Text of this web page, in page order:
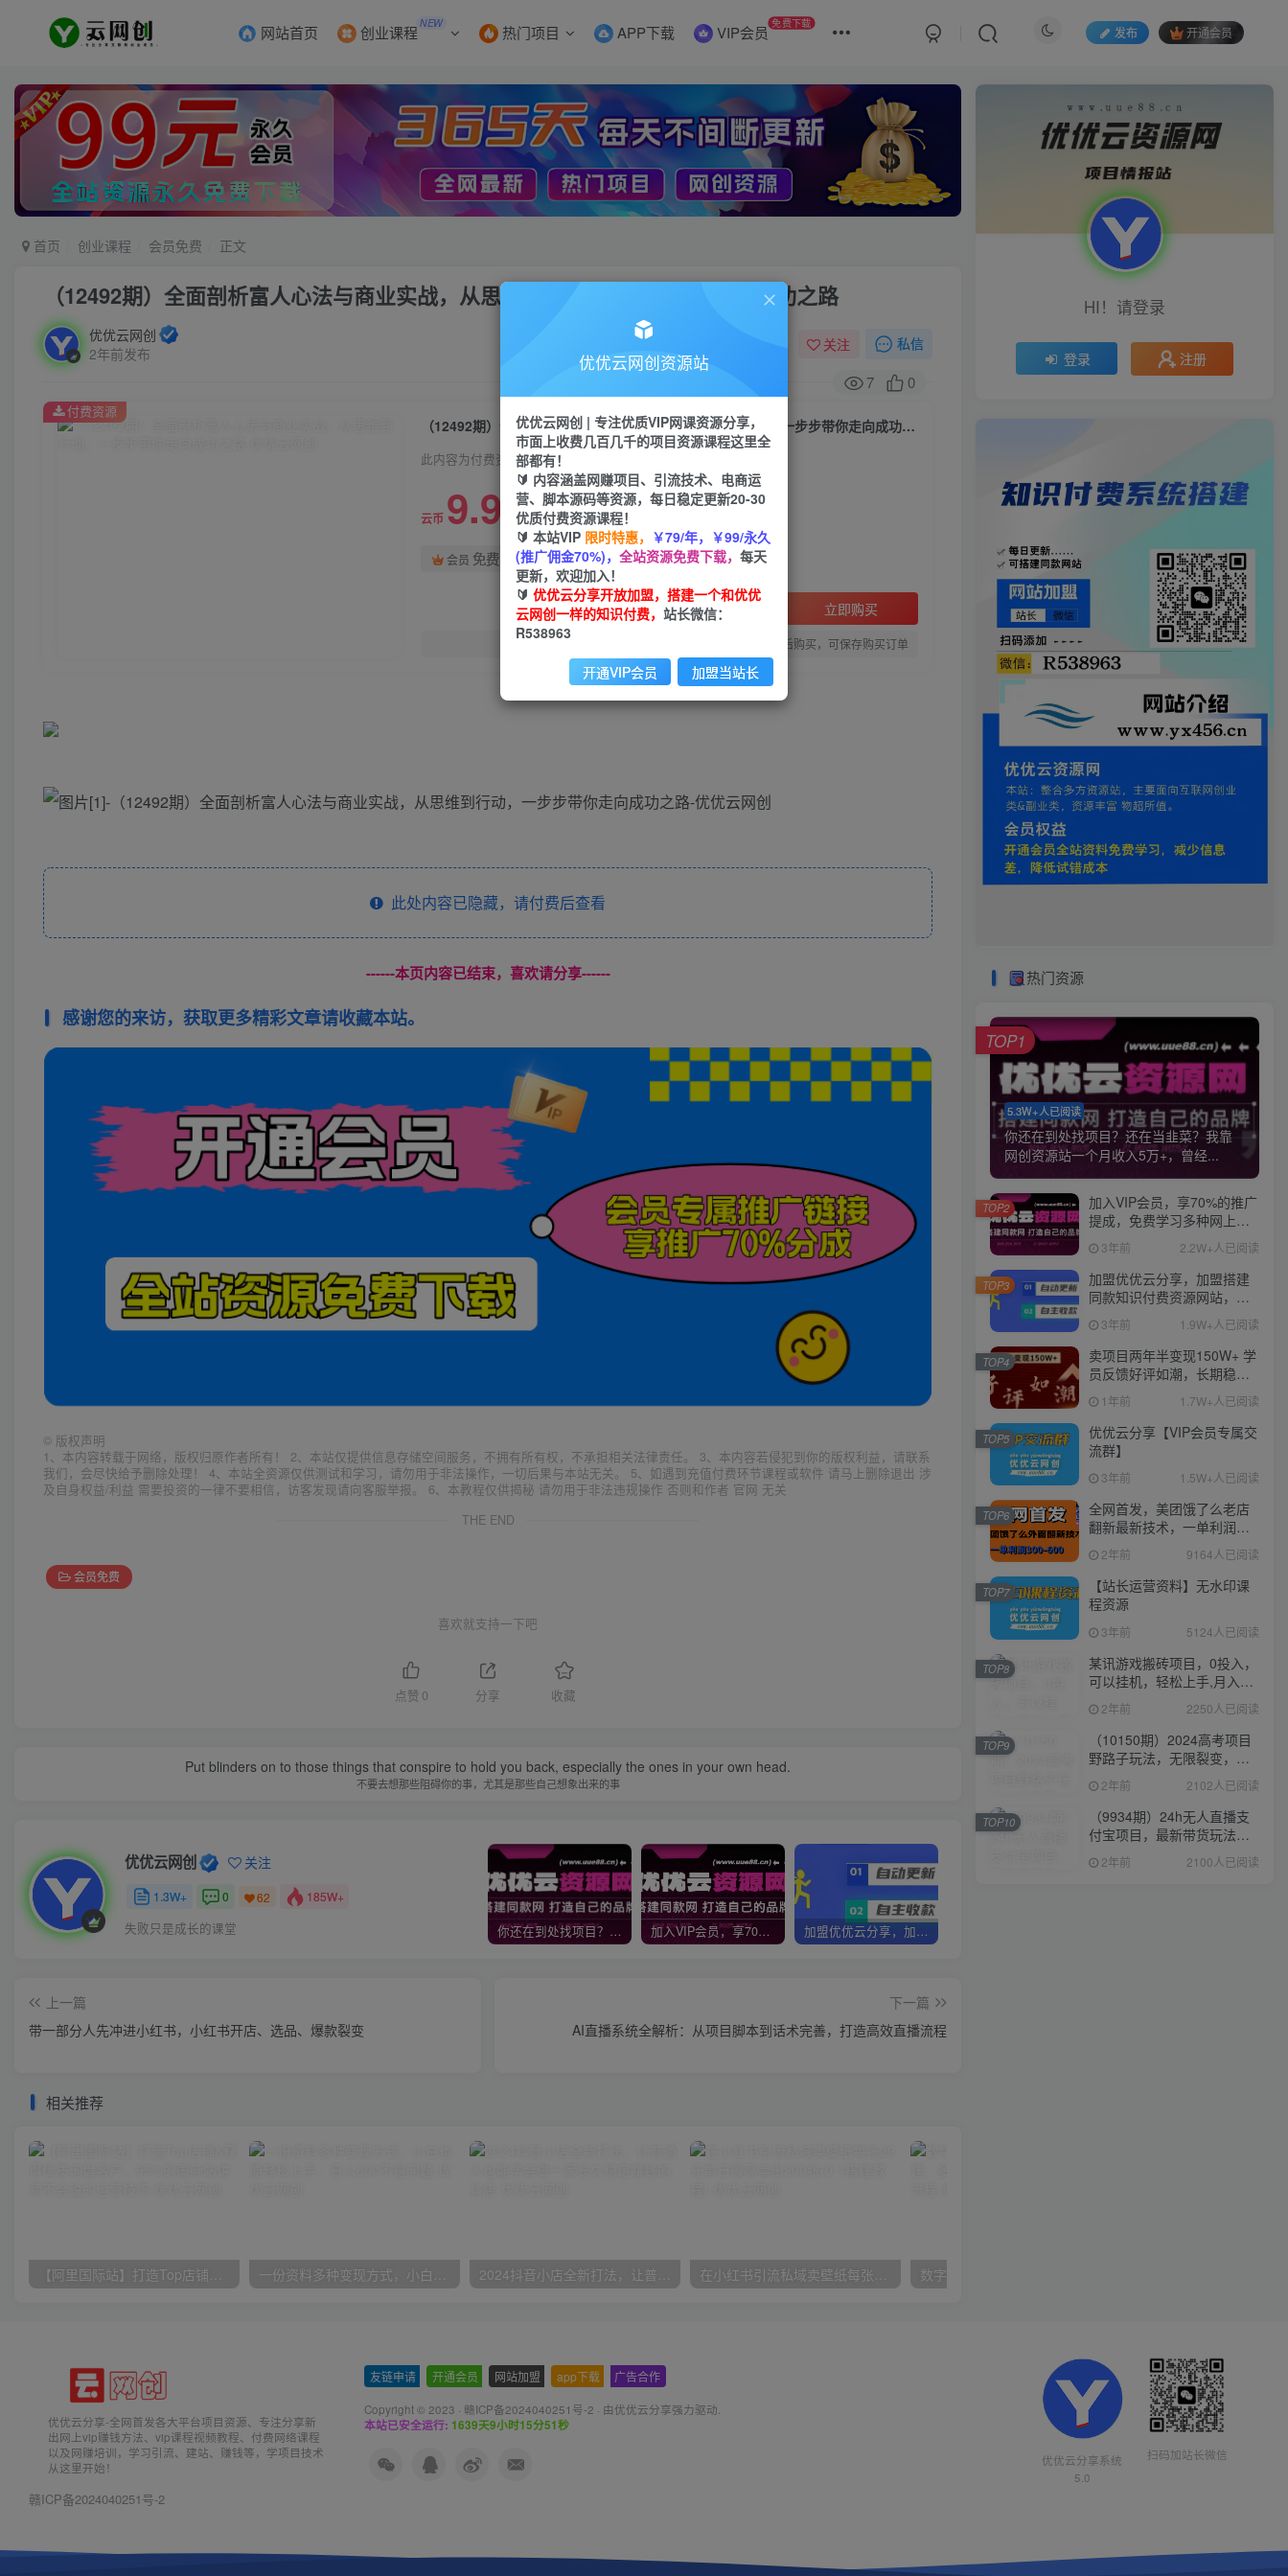
网站首页 创业课程 NEW 热门项目 APP下载 VIP会员 免费下载
发布 开通会员
首页 创业课程 会员免费 正文
（12492期）全面剖析富人心法与商业实战，从思维到行动，一步步带你走向成功之路
优优云网创
2年前发布
关注 私信
7 0
（12492期）全面剖析富人心法与商业实战，从思维到行动，一步步带你走向成功之路
此内容为付费资源，请付费后查看
云币 9.9 限时特惠
云币99
会员 免费
立即购买
您当前未登录！建议登陆后购买，可保存购买订单
付费资源
此处内容已隐藏，请付费后查看
------本页内容已结束，喜欢请分享------
感谢您的来访，获取更多精彩文章请收藏本站。
© 版权声明
1、本内容转载于网络，版权归原作者所有！ 2、本站仅提供信息存储空间服务，不拥有所有权，不承担相关法律责任。 3、本内容若侵犯到你的版权利益，请联系
我们，会尽快给予删除处理！ 4、本站全资源仅供测试和学习，请勿用于非法操作，一切后果与本站无关。 5、如遇到充值付费环节课程或软件 请马上删除退出 涉
及自身权益/利益 需要投资的一律不要相信，访客发现请向客服举报。 6、本教程仅供揭秘 请勿用于非法违规操作 否则和作者 官网 无关
THE END
会员免费
喜欢就支持一下吧
点赞 0 分享 收藏
Put blinders on to those things that conspire to hold you back, especially the ones in your own head.
不要去想那些阻碍你的事，尤其是那些自己想象出来的事
优优云网创 关注
1.3W+ 0 62 185W+
失败只是成长的课堂 你还在到处找项目？还在当韭菜？我靠网创资源站一个月收入5万+，曾经我也是个失败者。 加入VIP会员，享70%的推广提成，免费学习多种网上创业课程，菜鸟秒变大神！ 加盟优优云分享，加盟搭建同款知识付费资源网站，实现长期稳定被动收入~
上一篇
​​带一部分人先冲进小红书，小红书开店、选品、爆款裂变
下一篇
AI直播系统全解析：从项目脚本到话术完善，打造高效直播流程
相关推荐
【阿里国际站】打造Top店铺&获得优质询盘客户，​95%的国际站讲师不会说的运营技巧 一份资料多种变现方式，小白也能轻松上手，日入800不是问题 2024抖音小店全新打法，让普通人也能学会做一家长久稳定赚钱的抖店 在小红书引流私域卖壁纸每张29元单日最高卖出200张(0-1搭建教程)
HI！请登录
登录 注册
热门资源
5.3W+人已阅读
你还在到处找项目？还在当韭菜？我靠
网创资源站一个月收入5万+，曾经...
TOP1
加入VIP会员，享70%的推广
提成，免费学习多种网上创
业课程，菜鸟秒变大神！
3年前 2.2W+人已阅读
TOP2
加盟优优云分享，加盟搭建
同款知识付费资源网站，实
现长期稳定被动收入~
3年前 1.9W+人已阅读
TOP3
卖项目两年半变现150W+ 学
员反馈好评如潮，长期稳定
变现，可以一直干到老！
1年前 1.7W+人已阅读
TOP4
优优云分享【VIP会员专属交
流群】
3年前 1.5W+人已阅读
TOP5
全网首发，美团饿了么老店
翻新最新技术，一单利润
300-600
2年前 9164人已阅读
TOP6
【站长运营资料】无水印课
程资源
3年前 5124人已阅读
TOP7
某讯游戏搬砖项目，0投入，
可以挂机，轻松上手,月入
3000+上不封顶
2年前 2250人已阅读
TOP8
（10150期）2024高考项目
野路子玩法，无限裂变，最
高一天1W＋！
2年前 2102人已阅读
TOP9
（9934期）24h无人直播支
付宝项目，最新带货玩法，
纯躺赚实测日入500+
2年前 2100人已阅读
TOP10
优优云分享-全网首发各大平台项目资源、专注分享新
出网上vip赚钱方法、vip课程视频教程、付费网络课程
以及网赚培训，学习引流、建站、赚钱等，学项目技术
从这里开始！
友链申请 开通会员 网站加盟 app下载 广告合作
Copyright © 2023 · 赣ICP备2024040251号-2 · 由优优云分享强力驱动.
本站已安全运行: 1639天9小时15分51秒
优优云分享系统
5.0
扫码加站长微信
赣ICP备2024040251号-2
优优云网创资源站
优优云网创 | 专注优质VIP网课资源分享，
市面上收费几百几千的项目资源课程这里全
部都有！
🔰 内容涵盖网赚项目、引流技术、电商运
营、脚本源码等资源，每日稳定更新20-30
优质付费资源课程！
🔰 本站VIP 限时特惠， ￥79/年，￥99/永久
(推广佣金70%)， 全站资源免费下载， 每天
更新，欢迎加入！
🔰 优优云分享开放加盟，搭建一个和优优
云网创一样的知识付费， 站长微信：
R538963
开通VIP会员 加盟当站长